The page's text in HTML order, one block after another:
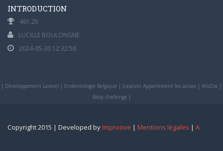
INTRODUCTION
461.25
LUCILLE BOULONGNE
2024-05-30 12:32:58
| Développement Laravel | Endermologie Belgique | Location Appartement les saisies | WisDoc |
Baby challenge|
Copyright 2015 | Developed byImproove | Mentions légales | A